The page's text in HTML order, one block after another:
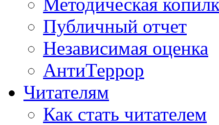
Публичный отчет
Независимая оценка
АнтиТеррор
Читателям
Как стать читателем